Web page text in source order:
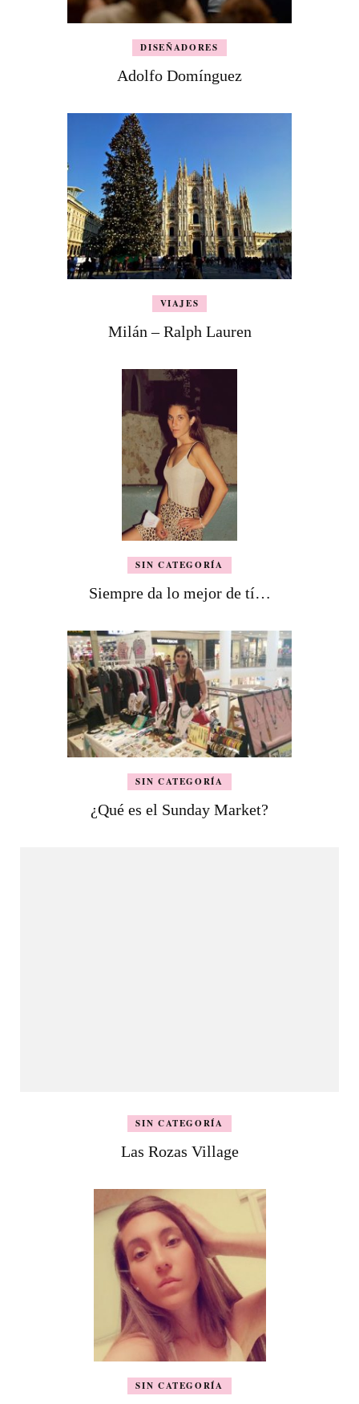
DISEÑADORES
Adolfo Domínguez
VIAJES
Milán – Ralph Lauren
SIN CATEGORÍA
Siempre da lo mejor de tí…
SIN CATEGORÍA
¿Qué es el Sunday Market?
SIN CATEGORÍA
Las Rozas Village
SIN CATEGORÍA